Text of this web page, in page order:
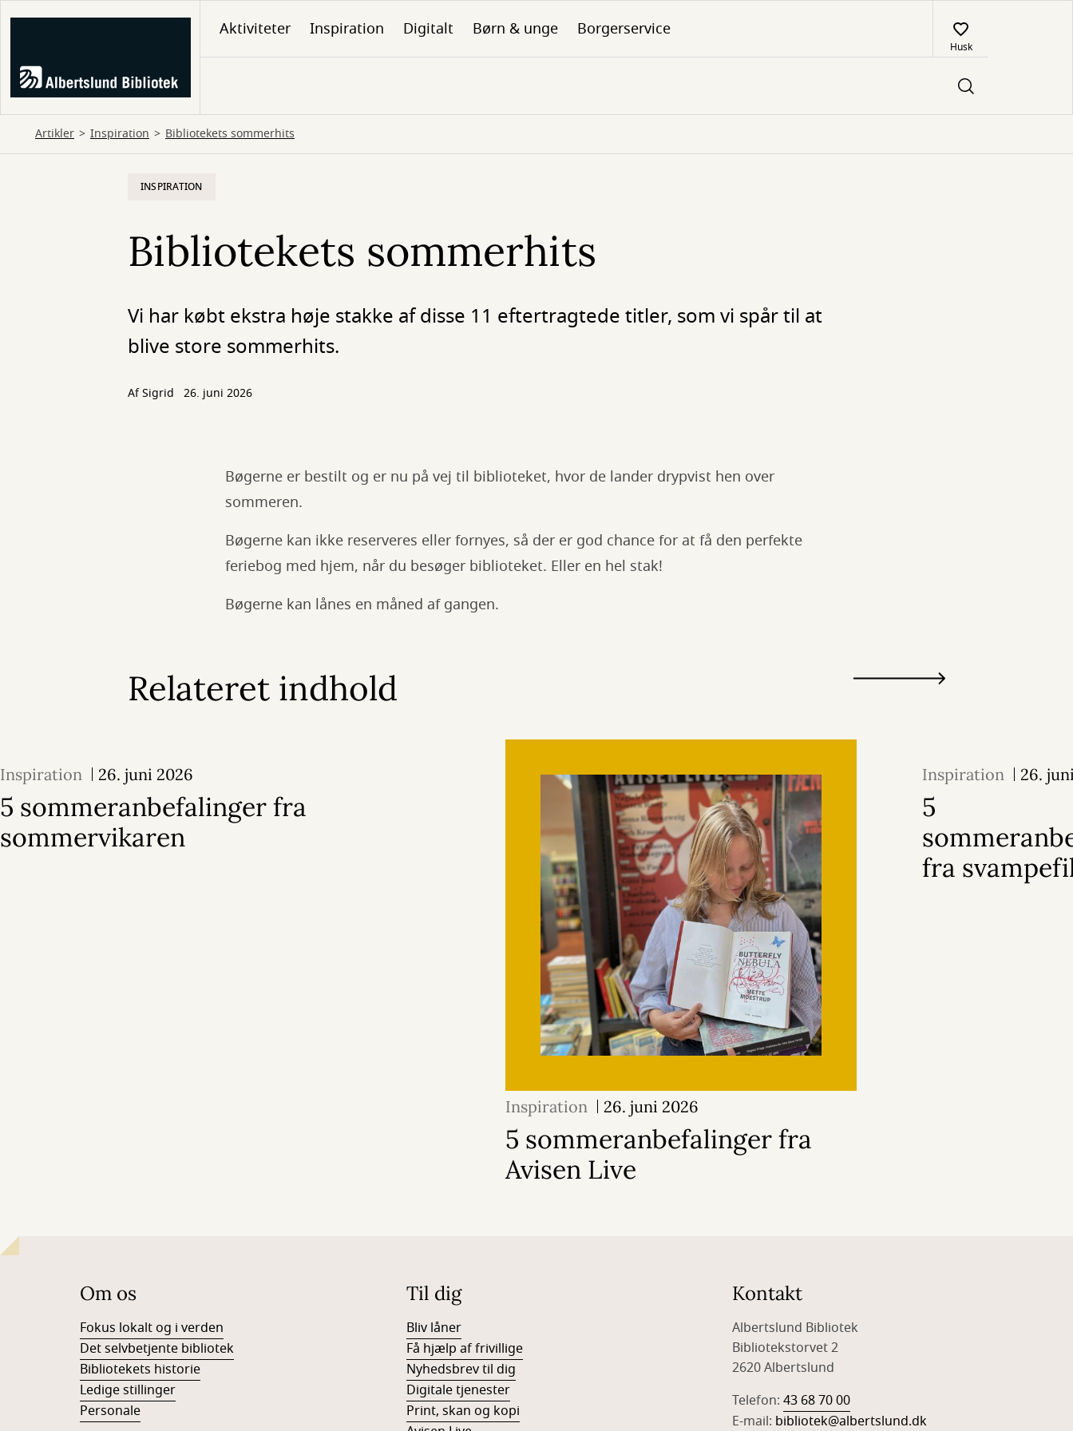
Aktiviteter Inspiration Digitalt Børn & unge Borgerservice
Husk
Artikler Inspiration Bibliotekets sommerhits
INSPIRATION
Bibliotekets sommerhits
Vi har købt ekstra høje stakke af disse 11 eftertragtede titler, som vi spår til at
blive store sommerhits.
AfSigrid 26. juni 2026
Bøgerne er bestilt og er nu på vej til biblioteket, hvor de lander drypvist hen over
sommeren.
Bøgerne kan ikke reserveres eller fornyes, så der er god chance for at få den perfekte
feriebog med hjem, når du besøger biblioteket. Eller en hel stak!
Bøgerne kan lånes en måned af gangen.
Relateret indhold
Inspiration 26. juni 2026
5 sommeranbefalinger fra
sommervikaren
Inspiration 26. juni 2026
5 sommeranbefalinger fra
Avisen Live
Inspiration 26.
5
fra
Om os
Fokus lokalt og i verden
Det selvbetjente bibliotek
Bibliotekets historie
Ledige stillinger
Personale
Til dig
Bliv låner
Få hjælp af frivillige
Nyhedsbrev til dig
Digitale tjenester
Print, skan og kopi
Kontakt
Albertslund Bibliotek
Bibliotekstorvet 2
2620 Albertslund
Telefon:43 68 70 00
E-mail: bibliotek@albertslund.dk